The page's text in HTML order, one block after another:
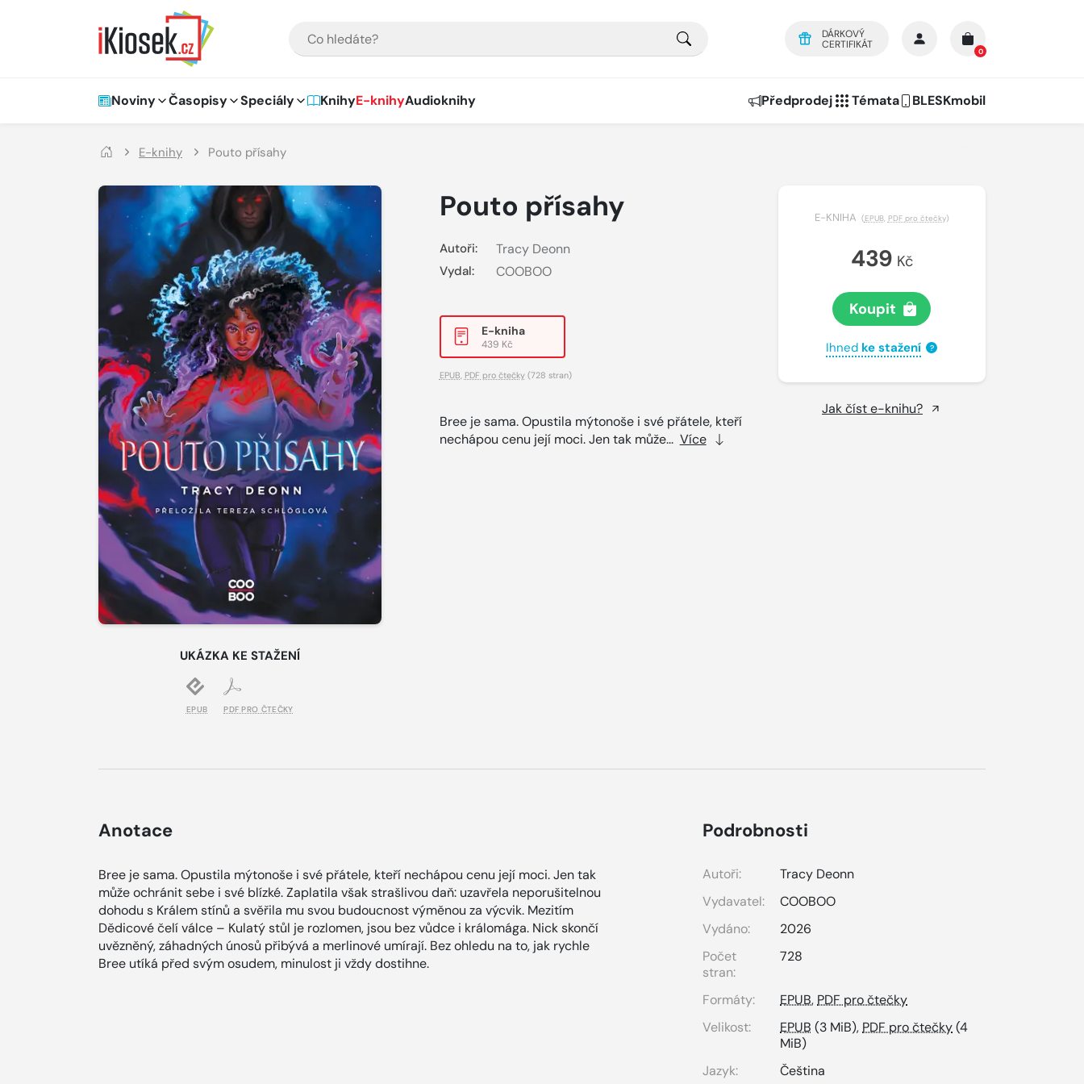
DÁRKOVÝ
CERTIFIKÁT
0
Hlavní navigace
Noviny Časopisy Speciály KnihyE-knihyAudioknihy Předprodej Témata BLESKmobil
E-knihy Pouto přísahy
UKÁZKA KE STAŽENÍ
EPUB PDF PRO ČTEČKY
Pouto přísahy
Autoři: Tracy Deonn
Vydal: COOBOO
E-kniha
439 Kč
EPUB PDF pro čtečky(728 stran)
Bree je sama. Opustila mýtonoše i své přátele, kteří
nechápou cenu její moci. Jen tak může... Více
E-KNIHA (EPUB, PDF pro čtečky)
439 Kč
Koupit
Ihned ke stažení ?
Jak číst e-knihu?
Anotace
Bree je sama. Opustila mýtonoše i své přátele, kteří nechápou cenu její moci. Jen tak
může ochránit sebe i své blízké. Zaplatila však strašlivou daň: uzavřela neporušitelnou
dohodu s Králem stínů a svěřila mu svou budoucnost výměnou za výcvik. Mezitím
Dědicové čelí válce – Kulatý stůl je rozlomen, jsou bez vůdce i králomága. Nick skončí
uvězněný, záhadných únosů přibývá a merlinové umírají. Bez ohledu na to, jak rychle
Bree utíká před svým osudem, minulost ji vždy dostihne.
Podrobnosti
Autoři:
Tracy Deonn
Vydavatel:
COOBOO
Vydáno:
2026
Počet
stran:
728
Formáty: EPUB,PDF pro čtečky
Velikost:
EPUB (3 MiB),PDF pro čtečky(4
MiB)
Jazyk:
Čeština